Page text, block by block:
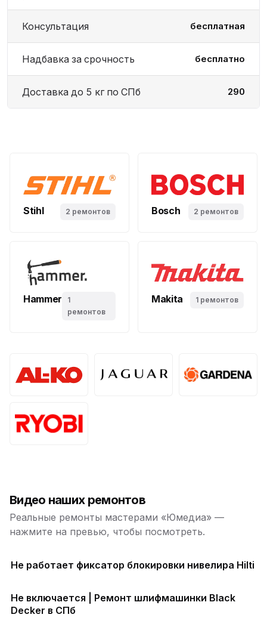
Консультация бесплатная
Надбавка за срочность бесплатно
Доставка до 5 кг по СПб 290
Stihl 2 ремонтов Bosch 2 ремонтов
Hammer
1
ремонтов
Makita 1 ремонтов
Видео наших ремонтов
Реальные ремонты мастерами «Юмедиа» —
нажмите на превью, чтобы посмотреть.
Не работает фиксатор блокировки нивелира Hilti
Не включается | Ремонт шлифмашинки Black
Decker в СПб